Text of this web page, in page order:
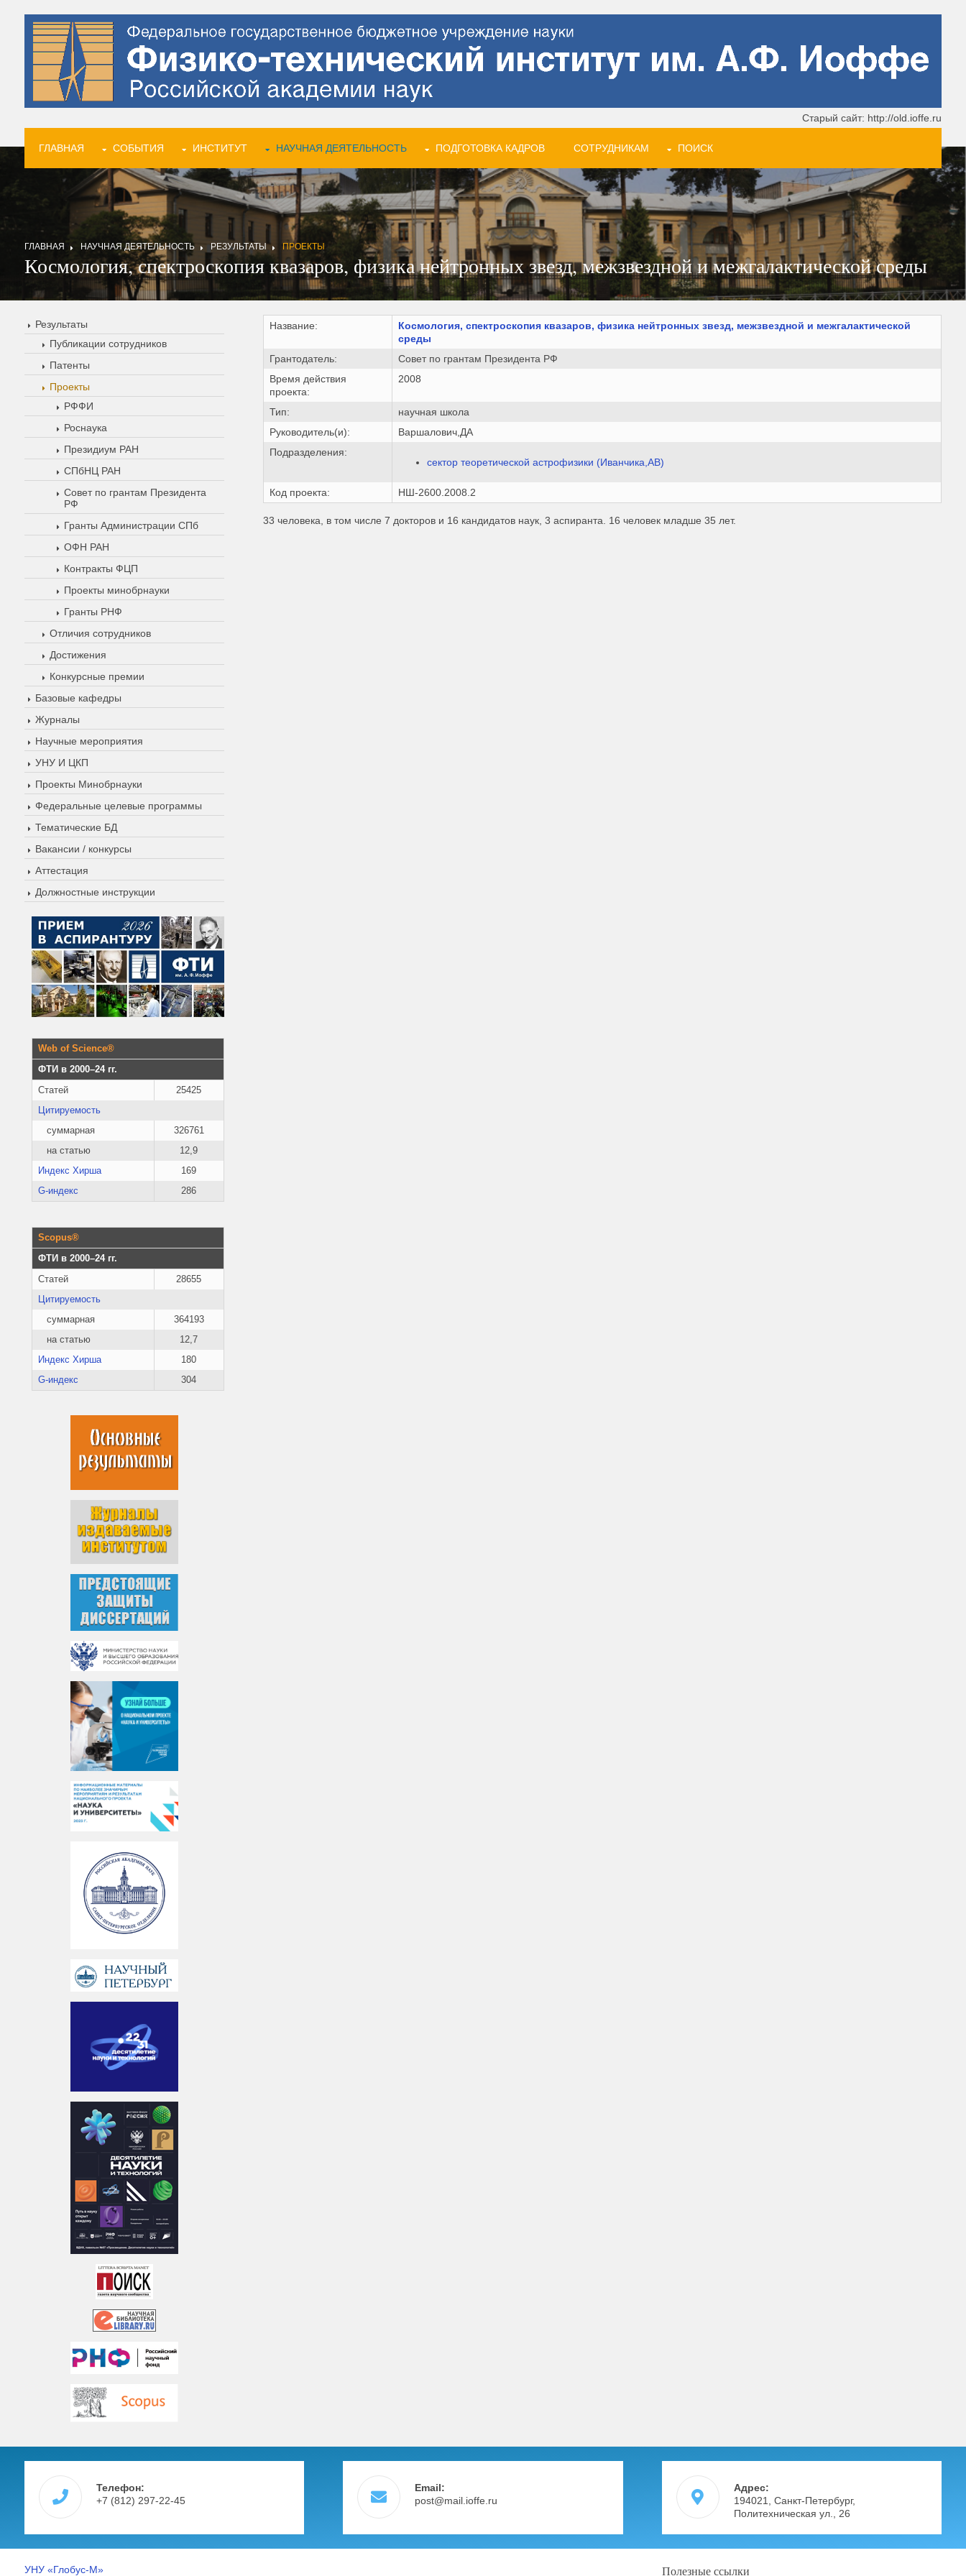
Старый сайт: http://old.ioffe.ru
ГЛАВНАЯ СОБЫТИЯ ИНСТИТУТ НАУЧНАЯ ДЕЯТЕЛЬНОСТЬ ПОДГОТОВКА КАДРОВ СОТРУДНИКАМ ПОИСК
ГЛАВНАЯ НАУЧНАЯ ДЕЯТЕЛЬНОСТЬ РЕЗУЛЬТАТЫ ПРОЕКТЫ
Космология, спектроскопия квазаров, физика нейтронных звезд, межзвездной и межгалактической среды
Результаты
Публикации сотрудников
Патенты
Проекты
РФФИ
Роснаука
Президиум РАН
СПбНЦ РАН
Совет по грантам Президента
РФ
Гранты Администрации СПб
ОФН РАН
Контракты ФЦП
Проекты минобрнауки
Гранты РНФ
Отличия сотрудников
Достижения
Конкурсные премии
Базовые кафедры
Журналы
Научные мероприятия
УНУ И ЦКП
Проекты Минобрнауки
Федеральные целевые программы
Тематические БД
Вакансии / конкурсы
Аттестация
Должностные инструкции
Web of Science®
ФТИ в 2000–24 гг.
Статей
25425
Цитируемость
суммарная
326761
на статью
12,9
Индекс Хирша
169
G-индекс
286
Scopus®
ФТИ в 2000–24 гг.
Статей
28655
Цитируемость
суммарная
364193
на статью
12,7
Индекс Хирша
180
G-индекс
304
Название:
Космология, спектроскопия квазаров, физика нейтронных звезд, межзвездной и межгалактической
среды
Грантодатель:
Совет по грантам Президента РФ
Время действия
проекта:
2008
Тип:
научная школа
Руководитель(и):
Варшалович,ДА
Подразделения:
сектор теоретической астрофизики (Иванчика,АВ)
Код проекта: НШ-2600.2008.2
33 человека, в том числе 7 докторов и 16 кандидатов наук, 3 аспиранта. 16 человек младше 35 лет.
Телефон:
+7 (812) 297-22-45
Email:
post@mail.ioffe.ru
Адрес:
194021, Санкт-Петербург,
Политехническая ул., 26
УНУ «Глобус-М» Полезные ссылки